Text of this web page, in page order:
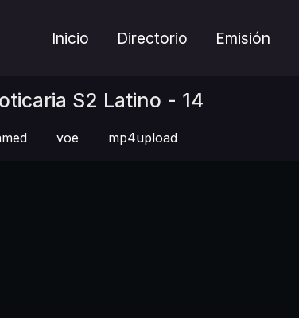
Inicio Directorio Emisión
S2 Latino - 14
voe mp4upload